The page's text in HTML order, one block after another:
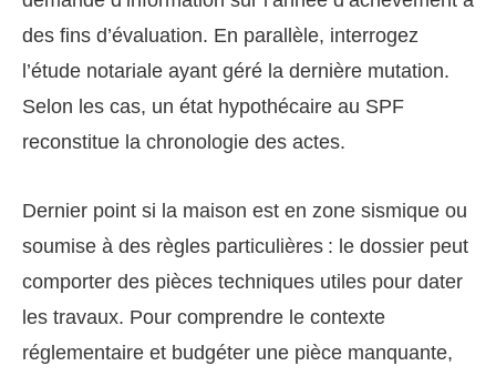
des fins d’évaluation. En parallèle, interrogez
l’étude notariale ayant géré la dernière mutation.
Selon les cas, un état hypothécaire au SPF
reconstitue la chronologie des actes.
Dernier point si la maison est en zone sismique ou
soumise à des règles particulières : le dossier peut
comporter des pièces techniques utiles pour dater
les travaux. Pour comprendre le contexte
réglementaire et budgéter une pièce manquante,